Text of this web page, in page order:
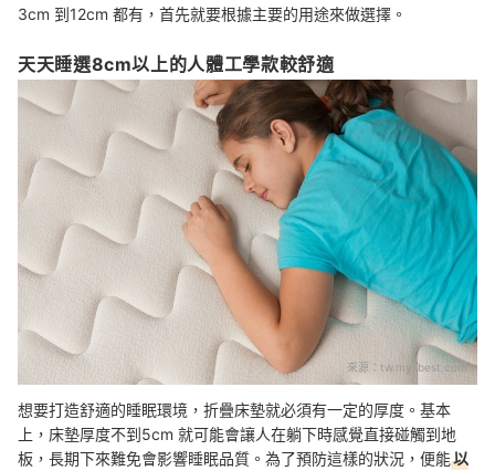
3cm 到12cm 都有，首先就要根據主要的用途來做選擇。
天天睡選8cm以上的人體工學款較舒適
來源： tw.my-best.com
想要打造舒適的睡眠環境，折疊床墊就必須有一定的厚度。基本
上，床墊厚度不到5cm 就可能會讓人在躺下時感覺直接碰觸到地
板，長期下來難免會影響睡眠品質。為了預防這樣的狀況，便能以